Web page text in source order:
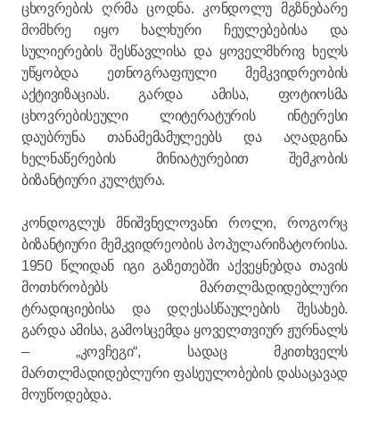
ცხოვრების ღრმა ცოდნა. კონდოლუ მგზნებარე
მომხრე იყო ხალხური ჩეულებებისა და
სულიერების შესწავლისა და ყოველმხრივ ხელს
უწყობდა ეთნოგრაფიული მემკვიდრეობის
აქტივიზაციას. გარდა ამისა, ფოტიოსმა
ცხოვრებისეული ლიტერატურის ინტერესი
დაუბრუნა თანამემამულეებს და აღადგინა
ხელნაწერების მინიატურებით შემკობის
ბიზანტიური კულტურა.
კონდოგლუს მნიშვნელოვანი როლი, როგორც
ბიზანტიური მემკვიდრეობის პოპულარიზატორისა.
1950 წლიდან იგი გაზეთებში აქვეყნებდა თავის
მოთხრობებს მართლმადიდებლური
ტრადიციებისა და დღესასწაულების შესახებ.
გარდა ამისა, გამოსცემდა ყოველთვიურ ჟურნალს
– „კოვჩეგი“, სადაც მკითხველს
მართლმადიდებლური ფასეულობების დასაცავად
მოუწოდებდა.